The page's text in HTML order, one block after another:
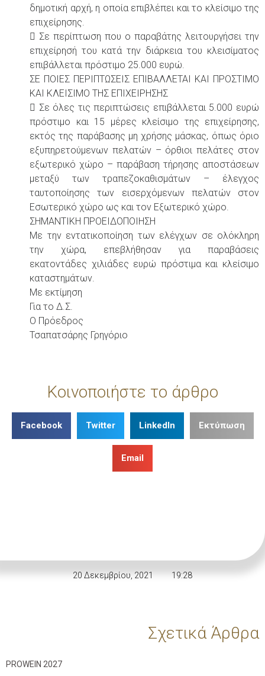
δημοτική αρχή, η οποία επιβλέπει και το κλείσιμο της
επιχείρησης.
 Σε περίπτωση που ο παραβάτης λειτουργήσει την
επιχείρησή του κατά την διάρκεια του κλεισίματος
επιβάλλεται πρόστιμο 25.000 ευρώ.
ΣΕ ΠΟΙΕΣ ΠΕΡΙΠΤΩΣΕΙΣ ΕΠΙΒΑΛΛΕΤΑΙ ΚΑΙ ΠΡΟΣΤΙΜΟ
ΚΑΙ ΚΛΕΙΣΙΜΟ ΤΗΣ ΕΠΙΧΕΙΡΗΣΗΣ
 Σε όλες τις περιπτώσεις επιβάλλεται 5.000 ευρώ
πρόστιμο και 15 μέρες κλείσιμο της επιχείρησης,
εκτός της παράβασης μη χρήσης μάσκας, όπως όριο
εξυπηρετούμενων πελατών – όρθιοι πελάτες στον
εξωτερικό χώρο – παράβαση τήρησης αποστάσεων
μεταξύ των τραπεζοκαθισμάτων – έλεγχος
ταυτοποίησης των εισερχόμενων πελατών στον
Εσωτερικό χώρο ως και τον Εξωτερικό χώρο.
ΣΗΜΑΝΤΙΚΗ ΠΡΟΕΙΔΟΠΟΙΗΣΗ
Με την εντατικοποίηση των ελέγχων σε ολόκληρη
την χώρα, επεβλήθησαν για παραβάσεις
εκατοντάδες χιλιάδες ευρώ πρόστιμα και κλείσιμο
καταστημάτων.
Με εκτίμηση
Για το Δ.Σ.
Ο Πρόεδρος
Τσαπατσάρης Γρηγόριο
Κοινοποιήστε το άρθρο
Facebook Twitter LinkedIn Εκτύπωση
Email
20 Δεκεμβρίου, 2021 19:28
Σχετικά Άρθρα
PROWEIN 2027